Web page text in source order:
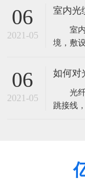
在水泥
装用光
气流将
06
2021-05
室内光
室内
境，敷
缆的机
缆，
内主干
06
2021-05
如何对
光纤
跳接线
指标：